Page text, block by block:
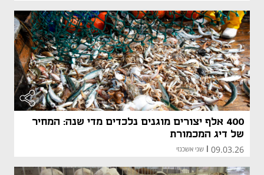
400 אלף יצורים מוגנים נלכדים מדי שנה: המחיר
של דיג המכמורת
09.03.26 שני אשכנזי